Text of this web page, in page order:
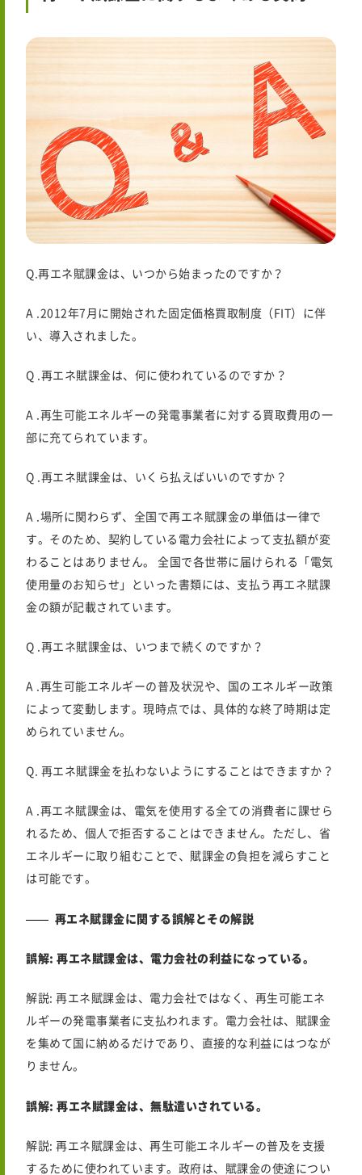
Q.再エネ賦課金は、いつから始まったのですか？
A .2012年7月に開始された固定価格買取制度（FIT）に伴
い、導入されました。
Q .再エネ賦課金は、何に使われているのですか？
A .再生可能エネルギーの発電事業者に対する買取費用の一
部に充てられています。
Q .再エネ賦課金は、いくら払えばいいのですか？
A . 場所に関わらず、全国で再エネ賦課金の単価は一律で
す。そのため、契約している電力会社によって支払額が変
わることはありません。 全国で各世帯に届けられる「電気
使用量のお知らせ」といった書類には、支払う再エネ賦課
金の額が記載されています。
Q .再エネ賦課金は、いつまで続くのですか？
A .再生可能エネルギーの普及状況や、国のエネルギー政策
によって変動します。現時点では、具体的な終了時期は定
められていません。
Q. 再エネ賦課金を払わないようにすることはできますか？
A .再エネ賦課金は、電気を使用する全ての消費者に課せら
れるため、個人で拒否することはできません。ただし、省
エネルギーに取り組むことで、賦課金の負担を減らすこと
は可能です。
再エネ賦課金に関する誤解とその解説
誤解: 再エネ賦課金は、電力会社の利益になっている。
解説: 再エネ賦課金は、電力会社ではなく、再生可能エネ
ルギーの発電事業者に支払われます。電力会社は、賦課金
を集めて国に納めるだけであり、直接的な利益にはつなが
りません。
誤解: 再エネ賦課金は、無駄遣いされている。
解説: 再エネ賦課金は、再生可能エネルギーの普及を支援
するために使われています。政府は、賦課金の使途につい